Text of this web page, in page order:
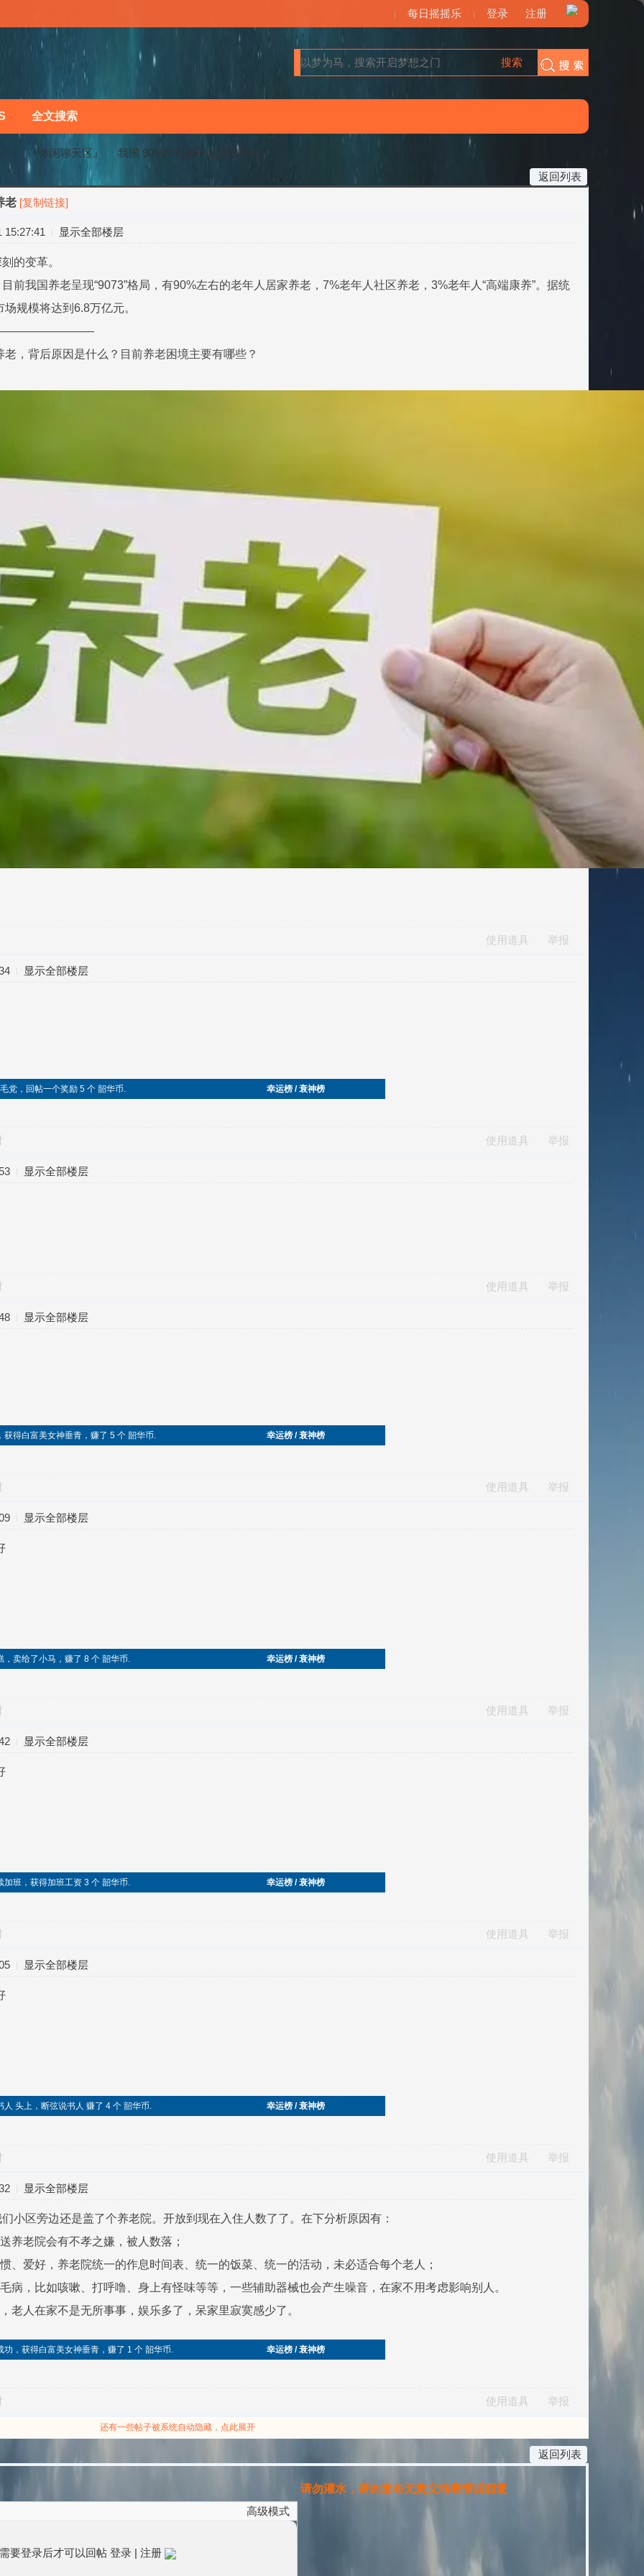
每日摇摇乐 登录 注册
搜索
全文搜索
『休闲聊天区』
我国 90%左右老年人居家养老
返回列表
老 [复制链接]
15:27:41 显示全部楼层
的变革。
前我国养老呈现“9073”格局，有90%左右的老年人居家养老，7%老年人社区养老，3%老年人“高端康养”。据统
规模将达到6.8万亿元。
，背后原因是什么？目前养老困境主要有哪些？
使用道具 举报
显示全部楼层
党，回帖一个奖励 5 个 韶华币. 幸运榜 / 衰神榜
使用道具 举报
显示全部楼层
使用道具 举报
显示全部楼层
获得白富美女神垂青，赚了 5 个 韶华币. 幸运榜 / 衰神榜
使用道具 举报
显示全部楼层
，卖给了小马，赚了 8 个 韶华币. 幸运榜 / 衰神榜
使用道具 举报
显示全部楼层
加班，获得加班工资 3 个 韶华币. 幸运榜 / 衰神榜
使用道具 举报
显示全部楼层
人 头上，断弦说书人 赚了 4 个 韶华币. 幸运榜 / 衰神榜
使用道具 举报
显示全部楼层
小区旁边还是盖了个养老院。开放到现在入住人数了了。在下分析原因有：
养老院会有不孝之嫌，被人数落；
、爱好，养老院统一的作息时间表、统一的饭菜、统一的活动，未必适合每个老人；
病，比如咳嗽、打呼噜、身上有怪味等等，一些辅助器械也会产生噪音，在家不用考虑影响别人。
老人在家不是无所事事，娱乐多了，呆家里寂寞感少了。
功，获得白富美女神垂青，赚了 1 个 韶华币. 幸运榜 / 衰神榜
使用道具 举报
还有一些帖子被系统自动隐藏，点此展开
返回列表
请勿灌水，请勿发布无意义纯表情或回复
高级模式
要登录后才可以回帖 登录| 注册